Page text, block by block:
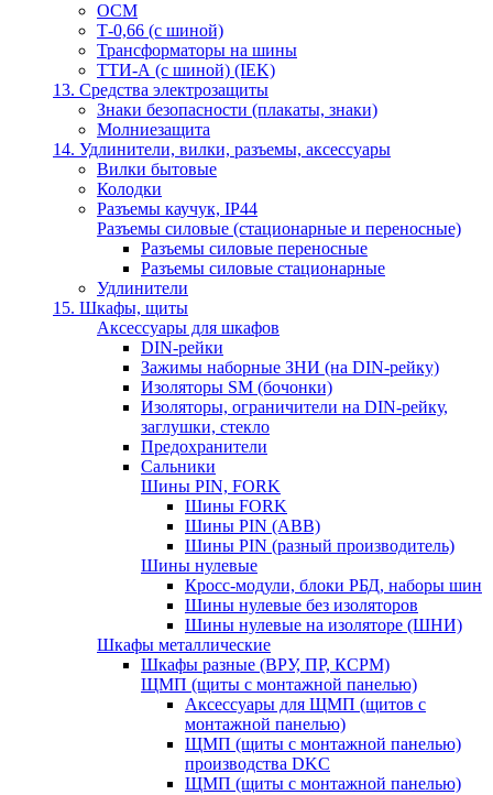
ОСМ
Т-0,66 (с шиной)
Трансформаторы на шины
ТТИ-А (с шиной) (IEK)
13. Средства электрозащиты
Знаки безопасности (плакаты, знаки)
Молниезащита
14. Удлинители, вилки, разъемы, аксессуары
Вилки бытовые
Колодки
Разъемы каучук, IP44
Разъемы силовые (стационарные и переносные)
Разъемы силовые переносные
Разъемы силовые стационарные
Удлинители
15. Шкафы, щиты
Аксессуары для шкафов
DIN-рейки
Зажимы наборные ЗНИ (на DIN-рейку)
Изоляторы SM (бочонки)
Изоляторы, ограничители на DIN-рейку,
заглушки, стекло
Предохранители
Сальники
Шины PIN, FORK
Шины FORK
Шины PIN (АВВ)
Шины PIN (разный производитель)
Шины нулевые
Кросс-модули, блоки РБД, наборы шин
Шины нулевые без изоляторов
Шины нулевые на изоляторе (ШНИ)
Шкафы металлические
Шкафы разные (ВРУ, ПР, КСРМ)
ЩМП (щиты с монтажной панелью)
Аксессуары для ЩМП (щитов с
монтажной панелью)
ЩМП (щиты с монтажной панелью)
производства DKC
ЩМП (щиты с монтажной панелью)